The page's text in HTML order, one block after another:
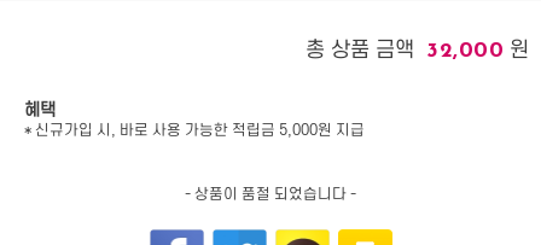
총 상품 금액 32,000 원
혜택
* 신규가입 시, 바로 사용 가능한 적립금 5,000원 지급
- 상품이 품절 되었습니다 -